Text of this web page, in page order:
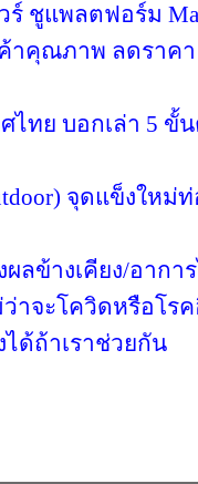
ชูแพลตฟอร์ม
คุณภาพ ลดราคา
ไทย บอกเล่า 5 ขั้
จุดแข็งใหม่
ลข้างเคียง/อาก
าจะโควิดหรือโร
ได้ถ้าเราช่วยกัน